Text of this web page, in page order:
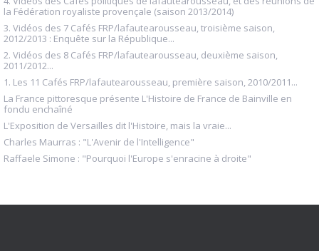
la Fédération royaliste provençale (saison 2013/2014)
3. Vidéos des 7 Cafés FRP/lafautearousseau, troisième saison,
2012/2013 : Enquête sur la République...
2. Vidéos des 8 Cafés FRP/lafautearousseau, deuxième saison,
2011/2012...
1. Les 11 Cafés FRP/lafautearousseau, première saison, 2010/2011...
La France pittoresque présente L'Histoire de France de Bainville en
fondu enchaîné
L'Exposition de Versailles dit l'Histoire, mais la vraie...
Charles Maurras : "L'Avenir de l'Intelligence"
Raffaele Simone : "Pourquoi l'Europe s'enracine à droite"